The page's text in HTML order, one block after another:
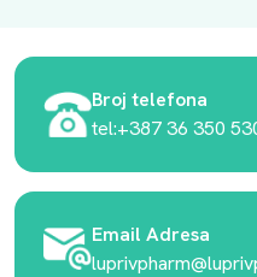
Broj telefona
tel:+387 36 350
Email Adresa